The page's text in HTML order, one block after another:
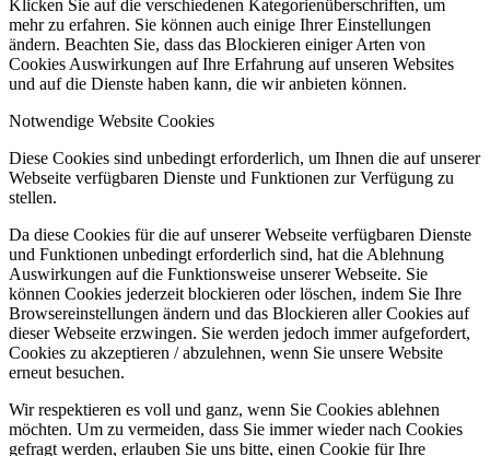
Klicken Sie auf die verschiedenen Kategorienüberschriften, um
mehr zu erfahren. Sie können auch einige Ihrer Einstellungen
ändern. Beachten Sie, dass das Blockieren einiger Arten von
Cookies Auswirkungen auf Ihre Erfahrung auf unseren Websites
und auf die Dienste haben kann, die wir anbieten können.
Notwendige Website Cookies
Diese Cookies sind unbedingt erforderlich, um Ihnen die auf unserer
Webseite verfügbaren Dienste und Funktionen zur Verfügung zu
stellen.
Da diese Cookies für die auf unserer Webseite verfügbaren Dienste
und Funktionen unbedingt erforderlich sind, hat die Ablehnung
Auswirkungen auf die Funktionsweise unserer Webseite. Sie
können Cookies jederzeit blockieren oder löschen, indem Sie Ihre
Browsereinstellungen ändern und das Blockieren aller Cookies auf
dieser Webseite erzwingen. Sie werden jedoch immer aufgefordert,
Cookies zu akzeptieren / abzulehnen, wenn Sie unsere Website
erneut besuchen.
Wir respektieren es voll und ganz, wenn Sie Cookies ablehnen
möchten. Um zu vermeiden, dass Sie immer wieder nach Cookies
gefragt werden, erlauben Sie uns bitte, einen Cookie für Ihre